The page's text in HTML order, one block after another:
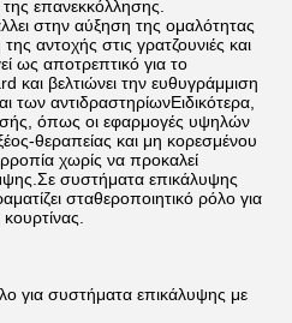
επανεκκόλλησης.
στην αύξηση της ομαλότητας
αντοχής στις γρατζουνιές και
ως αποτρεπτικό για το
και βελτιώνει την ευθυγράμμιση
των αντιδραστηρίωνΕιδικότερα,
όπως οι εφαρμογές υψηλών
θεραπείας και μη κορεσμένου
χωρίς να προκαλεί
συστήματα επικάλυψης
σταθεροποιητικό ρόλο για
για συστήματα επικάλυψης με